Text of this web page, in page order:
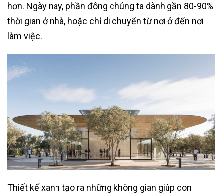
hơn. Ngày nay, phần đông chúng ta dành gần 80-90%
thời gian ở nhà, hoặc chỉ di chuyển từ nơi ở đến nơi
làm việc.
Thiết kế xanh tạo ra những không gian giúp con